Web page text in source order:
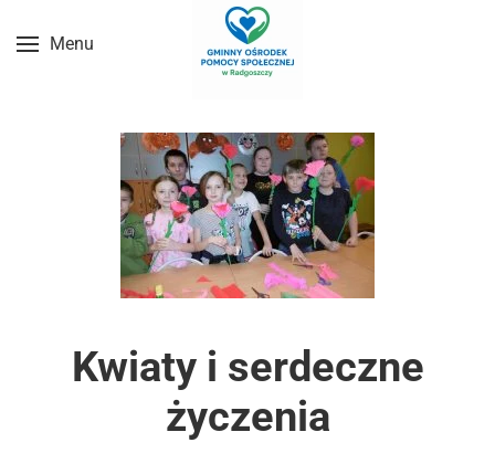
Przejdź do treści głównej
Menu
Kwiaty i serdeczne
życzenia